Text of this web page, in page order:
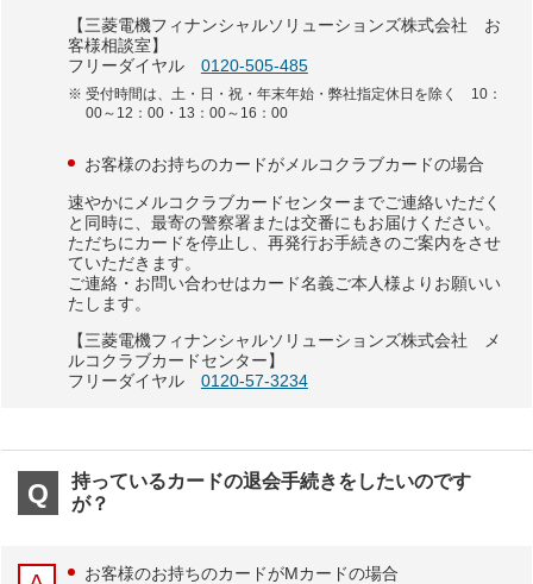
【三菱電機フィナンシャルソリューションズ株式会社 お
客様相談室】
フリーダイヤル 0120-505-485
受付時間は、土・日・祝・年末年始・弊社指定休日を除く 10：
00～12：00・13：00～16：00
お客様のお持ちのカードがメルコクラブカードの場合
速やかにメルコクラブカードセンターまでご連絡いただく
と同時に、最寄の警察署または交番にもお届けください。
ただちにカードを停止し、再発行お手続きのご案内をさせ
ていただきます。
ご連絡・お問い合わせはカード名義ご本人様よりお願いい
たします。
【三菱電機フィナンシャルソリューションズ株式会社 メ
ルコクラブカードセンター】
フリーダイヤル 0120‐57‐3234
持っているカードの退会手続きをしたいのです
が？
お客様のお持ちのカードがMカードの場合